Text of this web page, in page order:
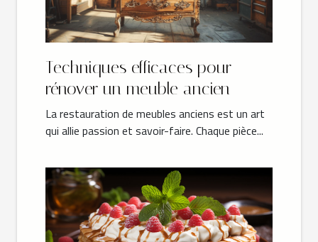
Techniques efficaces pour
rénover un meuble ancien
La restauration de meubles anciens est un art
qui allie passion et savoir-faire. Chaque pièce...